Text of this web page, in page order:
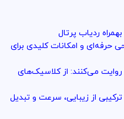
ردیاب پرتال
حرفه‌ای و امکانات کلیدی برای
می‌کنند: از کلاسیک‌های
از زیبایی، سرعت و تبدیل